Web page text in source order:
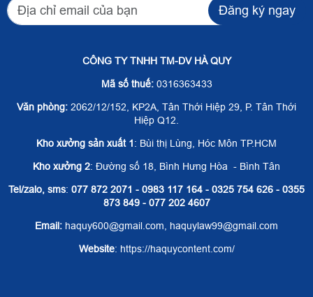
Đăng ký ngay
CÔNG TY TNHH TM-DV HÀ QUY
Mã số thuế:0316363433
Văn phòng: 2062/12/152, KP2A, Tân Thới Hiệp 29, P. Tân Thới
Hiệp Q12.
Kho xưởng sản xuất 1: Bùi thị Lùng, Hóc Môn TP.HCM
Kho xưởng 2: Đường số 18, Bình Hưng Hòa - Bình Tân
Tel/zalo, sms: 077 872 2071 - 0983 117 164 - 0325 754 626 - 0355
873 849 - 077 202 4607
Email: haquy600@gmail.com, haquylaw99@gmail.com
Website: https://haquycontent.com/